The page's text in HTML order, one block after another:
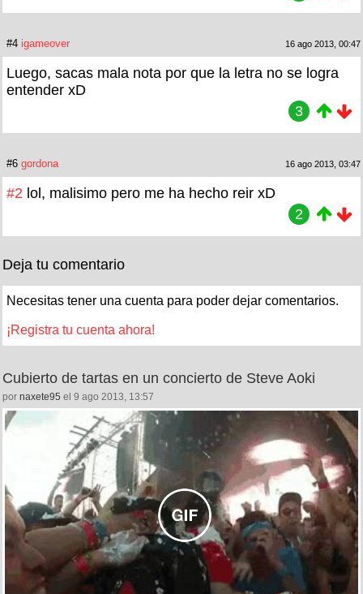
#4 igameover 16 ago 2013, 00:47
Luego, sacas mala nota por que la letra no se logra
entender xD
3
#6 gordona 16 ago 2013, 03:47
#2 lol, malisimo pero me ha hecho reir xD
2
Deja tu comentario
Necesitas tener una cuenta para poder dejar comentarios.
¡Registra tu cuenta ahora!
Cubierto de tartas en un concierto de Steve Aoki
por naxete95 el 9 ago 2013, 13:57